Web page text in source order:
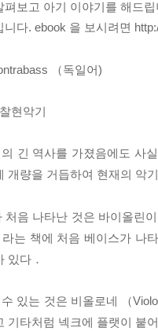
보고 아기 이야기를 해드
니다. ebook 을 보시려면
（독일어)
현악기
긴 역사를 가졌음에도 사
개량을 거듭하여 현재의 악
음 나타난 것은 바이올린
는 책에 처음 베이스가 나
있다．
있는 것은 비올로네 （
기타처럼 넥크에 플랫이 붙